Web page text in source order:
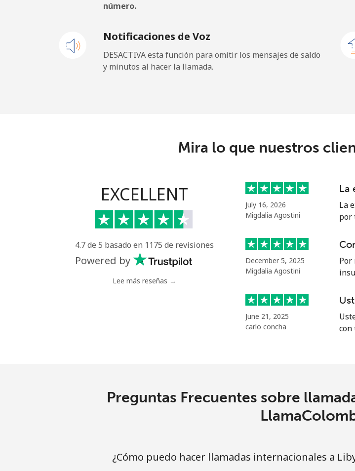
Celular
Libya
Liechtenstein
Celular
Lithuania
Línea fija
Celular
número.
Notificaciones de Voz
DESACTIVA esta función para omitir los mensajes de saldo
y minutos al hacer la llamada.
Mira lo que nuestros
EXCELLENT
4.7 de 5 basado en 1175 de revisiones
Powered by
Lee más reseñas →
July 16, 2026
Migdalia Agostini
La
La
por
December 5, 2025
Migdalia Agostini
Por
June 21, 2025
carlo concha
con
Preguntas Frecuentes sobre
¿Cómo puedo hacer llamadas internacionales a